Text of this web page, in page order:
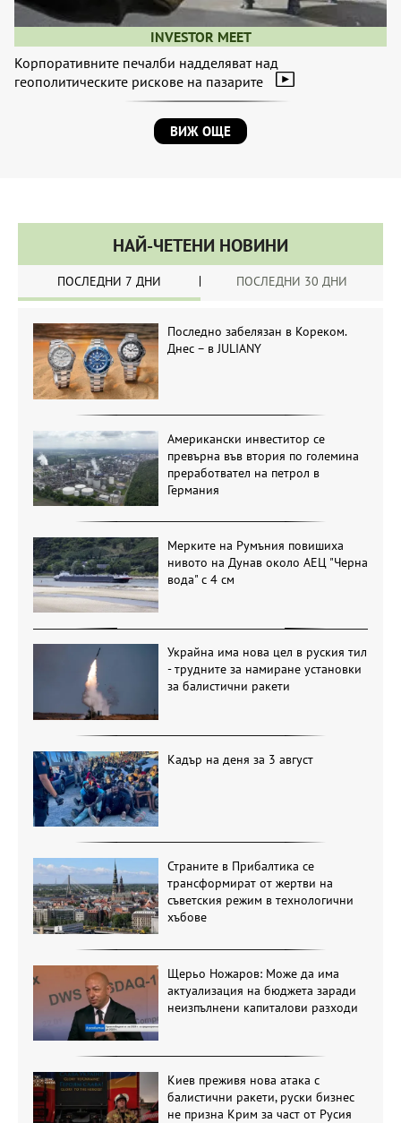
INVESTOR MEET
Корпоративните печалби надделяват над
геополитическите рискове на пазарите
ВИЖ ОЩЕ
НАЙ-ЧЕТЕНИ НОВИНИ
ПОСЛЕДНИ 7 ДНИ ПОСЛЕДНИ 30 ДНИ
Последно забелязан в Кореком.
Днес – в JULIANY
Американски инвеститор се
превърна във втория по големина
преработвател на петрол в
Германия
Мерките на Румъния повишиха
нивото на Дунав около АЕЦ "Черна
вода" с 4 см
Украйна има нова цел в руския тил
- трудните за намиране установки
за балистични ракети
Кадър на деня за 3 август
Страните в Прибалтика се
трансформират от жертви на
съветския режим в технологични
хъбове
Щерьо Ножаров: Може да има
актуализация на бюджета заради
неизпълнени капиталови разходи
Киев преживя нова атака с
балистични ракети, руски бизнес
не призна Крим за част от Русия